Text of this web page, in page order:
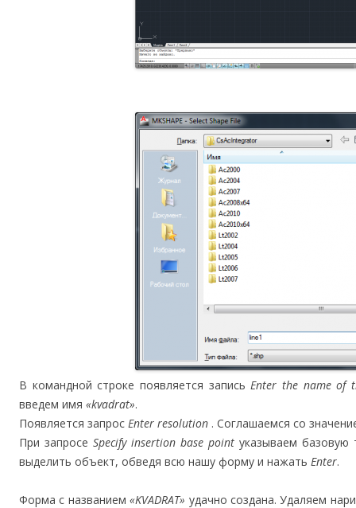
В командной строке появляется записьEnter the name of
введем имя «kvadrat».
Появляется запрос Enter resolution . Соглашаемся со
При запросеSpecify insertion base point указываем
выделить объект, обведя всю нашу форму и нажать Enter.
Форма с названием«KVADRAT» удачно создана. Удаляем